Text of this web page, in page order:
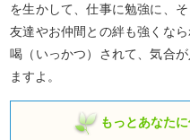
を生かして、仕事に勉強に、
友達やお仲間との絆も強くな
喝（いっかつ）されて、気合
ますよ。
もっとあなた